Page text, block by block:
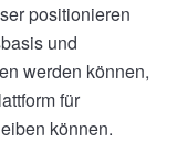
positionieren
und
werden können,
für
können.